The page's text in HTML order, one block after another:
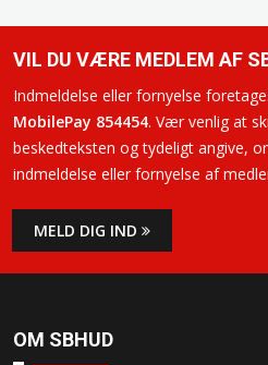
VIL DU VÆRE MEDLEM AF
Indmeldelse eller fornyelse
MobilePay 854454. Vær venlig at
beskedteksten og tydeligt angive,
indmeldelse eller fornyelse af
MELD DIG IND
OM SBHUD